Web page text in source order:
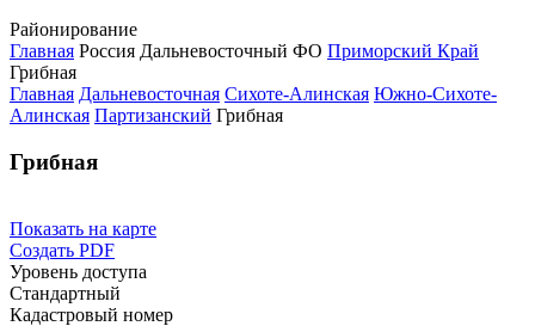
Районирование
Главная Россия Дальневосточный ФО Приморский Край
Грибная
Главная Дальневосточная Сихоте-Алинская Южно-Сихоте-
Алинская Партизанский Грибная
Грибная
Показать на карте
Создать PDF
Уровень доступа
Стандартный
Кадастровый номер